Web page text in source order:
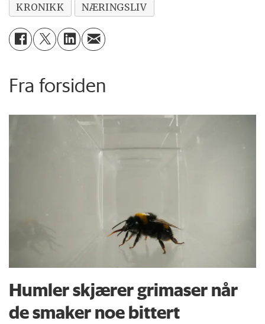
KRONIKK
NÆRINGSLIV
Fra forsiden
Humler skjærer grimaser når
de smaker noe bittert